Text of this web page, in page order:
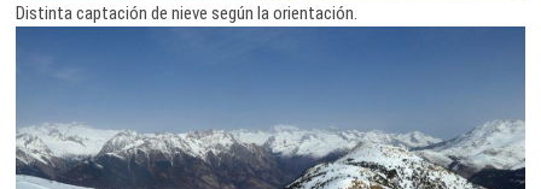
Distinta captación de nieve según la orientación.